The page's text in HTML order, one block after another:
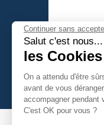
Salut c'est nous...
les Cookies !
de ce site vous
vous déranger, mais
votre visite...
C'est OK pour vous ?